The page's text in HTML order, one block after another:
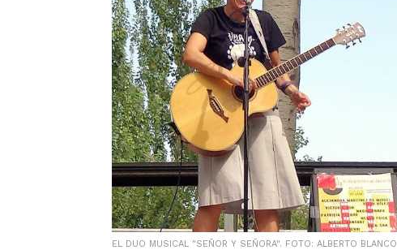
EL DUO MUSICAL "SEÑOR Y SEÑORA". FOTO: ALBERTO BLANCO